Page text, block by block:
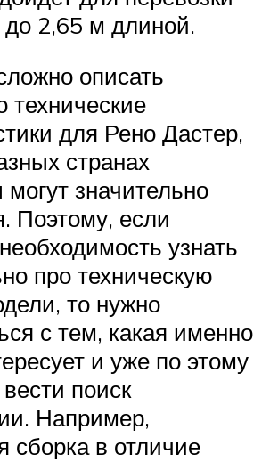
до 2,65 м длиной.
описать
технические
для Рено Дастер,
странах
значительно
Поэтому, если
узнать
про техническую
то нужно
с тем, какая именно
и уже по этому
поиск
Например,
сборка в отличие